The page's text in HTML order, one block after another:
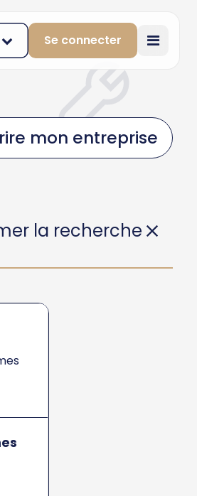
Se connecter
mon entreprise
la recherche